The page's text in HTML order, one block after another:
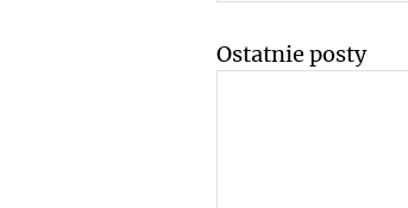
Ostatnie posty